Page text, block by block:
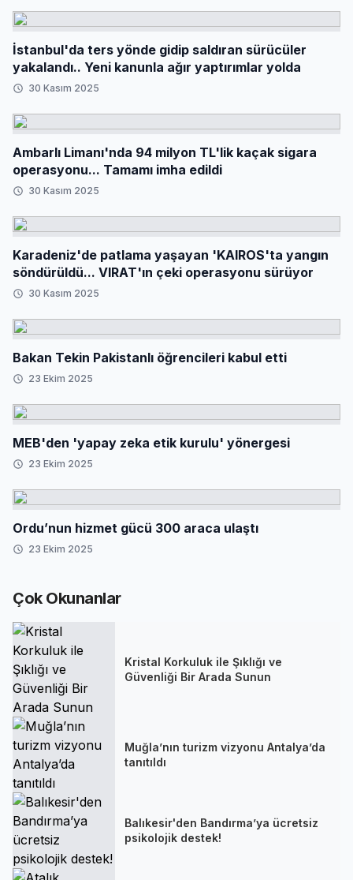
İstanbul'da ters yönde gidip saldıran sürücüler
yakalandı.. Yeni kanunla ağır yaptırımlar yolda
30 Kasım 2025
Ambarlı Limanı'nda 94 milyon TL'lik kaçak sigara
operasyonu... Tamamı imha edildi
30 Kasım 2025
Karadeniz'de patlama yaşayan 'KAIROS'ta yangın
söndürüldü... VIRAT'ın çeki operasyonu sürüyor
30 Kasım 2025
Bakan Tekin Pakistanlı öğrencileri kabul etti
23 Ekim 2025
MEB'den 'yapay zeka etik kurulu' yönergesi
23 Ekim 2025
Ordu’nun hizmet gücü 300 araca ulaştı
23 Ekim 2025
Çok Okunanlar
Kristal Korkuluk ile Şıklığı ve
Güvenliği Bir Arada Sunun
Muğla’nın turizm vizyonu Antalya’da
tanıtıldı
Balıkesir'den Bandırma’ya ücretsiz
psikolojik destek!